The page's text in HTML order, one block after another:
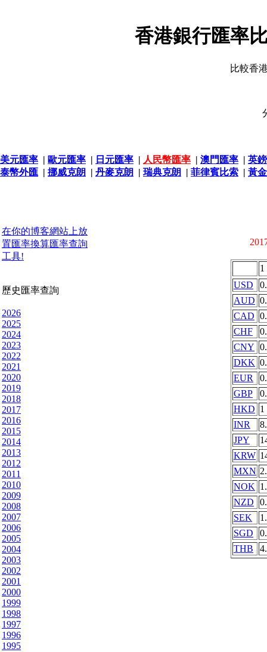
香港銀行匯率
比較香
美元匯率 | 歐元匯率 | 日元匯率 | 人民幣匯率 | 澳門匯率 | 英
泰幣外匯 | 挪威克朗 | 丹麥克朗 | 瑞典克朗 | 菲律賓比索 | 黃
在你的博客網站上放
置匯率換算匯率查詢
工具!
歷史匯率查詢
2026
2025
2024
2023
2022
2021
2020
2019
2018
2017
2016
2015
2014
2013
2012
2011
2010
2009
2008
2007
2006
2005
2004
2003
2002
2001
2000
1999
1998
1997
1996
1995
1
USD
AUD
CAD
CHF
CNY
DKK
EUR
GBP
HKD 1
INR
JPY
KRW
MXN
NOK
NZD
SEK
SGD
THB